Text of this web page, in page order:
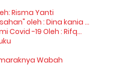
Risma Yanti
oleh : Dina kania ...
Covid -19 Oleh : Rifq...
Wabah